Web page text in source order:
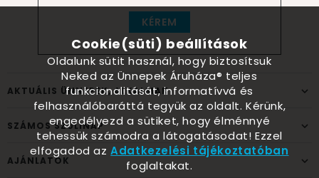
KÉREM
AKTUÁLIS ÜNNEPEK, ALKALMAK
SZÁMOS SZÜLINAP
AJÁNLATOK
Cookie(süti) beállítások
Oldalunk sütit használ, hogy biztosítsuk
Neked az Ünnepek Áruháza® teljes
funkcionalitását, informatívvá és
felhasználóbaráttá tegyük az oldalt. Kérünk,
engedélyezd a sütiket, hogy élménnyé
tehessük számodra a látogatásodat! Ezzel
elfogadod azAdatkezelési tájékoztatóban
foglaltakat.